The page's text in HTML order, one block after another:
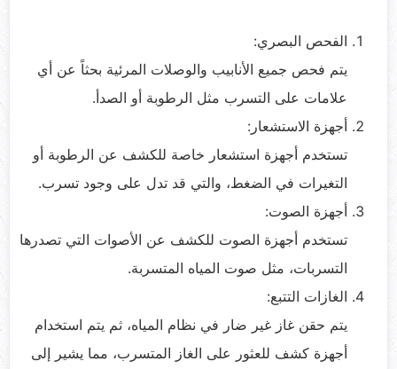
الفحص البصري:
يتم فحص جميع الأنابيب والوصلات المرئية بحثاً عن أي
علامات على التسرب مثل الرطوبة أو الصدأ.
أجهزة الاستشعار:
تستخدم أجهزة استشعار خاصة للكشف عن الرطوبة أو
التغيرات في الضغط، والتي قد تدل على وجود تسرب.
أجهزة الصوت:
تستخدم أجهزة الصوت للكشف عن الأصوات التي تصدرها
التسربات، مثل صوت المياه المتسربة.
الغازات التتبع:
يتم حقن غاز غير ضار في نظام المياه، ثم يتم استخدام
أجهزة كشف للعثور على الغاز المتسرب، مما يشير إلى